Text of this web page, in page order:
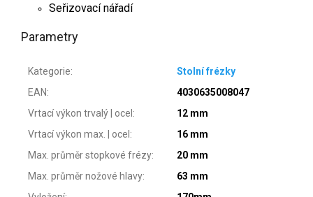
Seřizovací nářadí
Parametry
Kategorie:
Stolní frézky
EAN:
4030635008047
Vrtací výkon trvalý | ocel:
12 mm
Vrtací výkon max. | ocel:
16 mm
Max. průměr stopkové frézy:
20 mm
Max. průměr nožové hlavy:
63 mm